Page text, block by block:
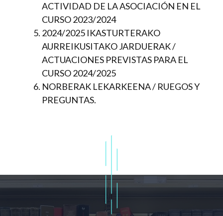
ACTIVIDAD DE LA ASOCIACIÓN EN EL
CURSO 2023/2024
2024/2025 IKASTURTERAKO
AURREIKUSITAKO JARDUERAK /
ACTUACIONES PREVISTAS PARA EL
CURSO 2024/2025
NORBERAK LEKARKEENA / RUEGOS Y
PREGUNTAS.